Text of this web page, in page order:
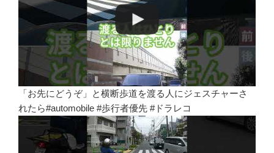
「お先にどうぞ」と横断歩道を渡る人にジェスチャーさ
れたら#automobile #歩行者優先 #ドラレコ